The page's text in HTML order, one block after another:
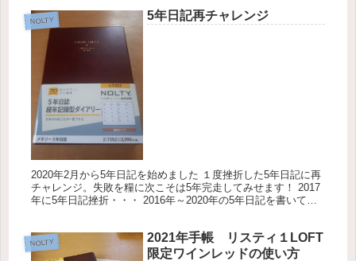
NOLTY 5年日記再チャレンジ
2020年2月から5年日記を始めました １度挫折した5年日記に再
チャレンジ。失敗を糧に次こそは5年完走してみせます！ 2017
年に5年日記挫折・・・ 2016年～2020年の5年日記を書いてい
NOLTY
2021年手帳 リスティ１LOFT
限定ワインレッドの使い方